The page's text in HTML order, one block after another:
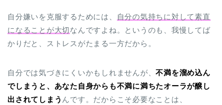
自分嫌いを克服するためには、
自分の気持ちに対して素直
になることが大切なんですよね。というのも、我慢してば
かりだと、ストレスがたまる一方だから。
自分では気づきにくいかもしれませんが、不満を溜め込ん
でしまうと、あなた自身からも不満に満ちたオーラが醸し
出されてしまう んです。だからこそ必要なことは、